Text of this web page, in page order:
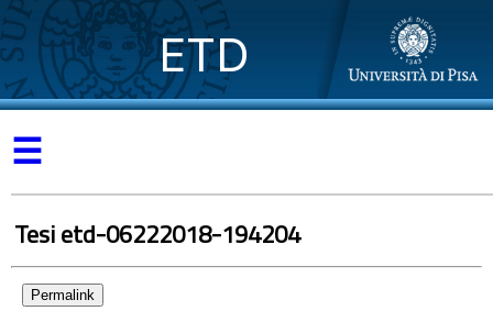
ETD
☰
Tesi etd-06222018-194204
Permalink